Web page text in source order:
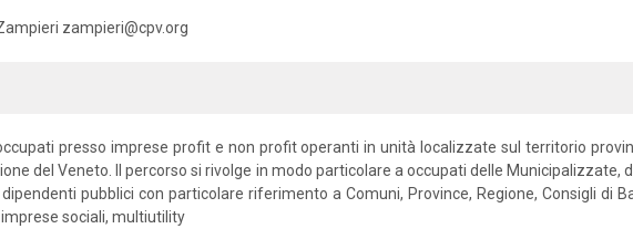
zampieri@cpv.org
presso imprese profit e non profit operanti in unità localizzate sul territorio
del Veneto. Il percorso si rivolge in modo particolare a occupati delle Municipalizzate,
pubblici con particolare riferimento a Comuni, Province, Regione, Consigli di
sociali, multiutility